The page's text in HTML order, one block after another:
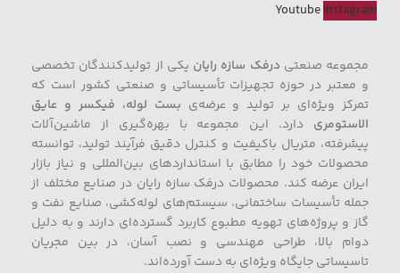
YoutubeInstagram
مجموعه صنعتی درفک سازه رایان یکی از تولیدکنندگان تخصصی
و معتبر در حوزه تجهیزات تأسیساتی و صنعتی کشور است که
تمرکز ویژه‌ای بر تولید و عرضه‌ی بست لوله، فیکسر و عایق
الاستومری دارد. این مجموعه با بهره‌گیری از ماشین‌آلات
پیشرفته، متریال باکیفیت و کنترل دقیق فرآیند تولید، توانسته
محصولات خود را مطابق با استانداردهای بین‌المللی و نیاز بازار
ایران عرضه کند. محصولات درفک سازه رایان در صنایع مختلف از
جمله تأسیسات ساختمانی، سیستم‌های لوله‌کشی، صنایع نفت و
گاز و پروژه‌های تهویه مطبوع کاربرد گسترده‌ای دارند و به دلیل
دوام بالا، طراحی مهندسی و نصب آسان، در بین مجریان
تاسیساتی جایگاه ویژه‌ای به دست آورده‌اند.